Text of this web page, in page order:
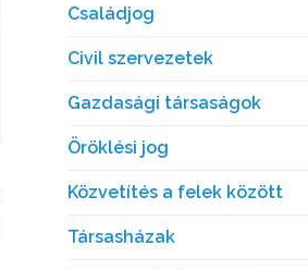
Családjog
Civil szervezetek
Gazdasági társaságok
Öröklési jog
Közvetítés a felek között
Társasházak